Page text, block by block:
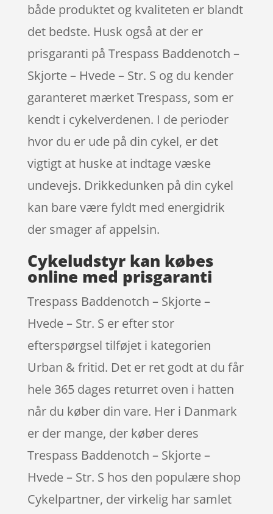
både produktet og kvaliteten er blandt
det bedste. Husk også at der er
prisgaranti på Trespass Baddenotch –
Skjorte – Hvede – Str. S og du kender
garanteret mærket Trespass, som er
kendt i cykelverdenen. I de perioder
hvor du er ude på din cykel, er det
vigtigt at huske at indtage væske
undevejs. Drikkedunken på din cykel
kan bare være fyldt med energidrik
der smager af appelsin.
Cykeludstyr kan købes
online med prisgaranti
Trespass Baddenotch – Skjorte –
Hvede – Str. S er efter stor
efterspørgsel tilføjet i kategorien
Urban & fritid. Det er ret godt at du får
hele 365 dages returret oven i hatten
når du køber din vare. Her i Danmark
er der mange, der køber deres
Trespass Baddenotch – Skjorte –
Hvede – Str. S hos den populære shop
Cykelpartner, der virkelig har samlet